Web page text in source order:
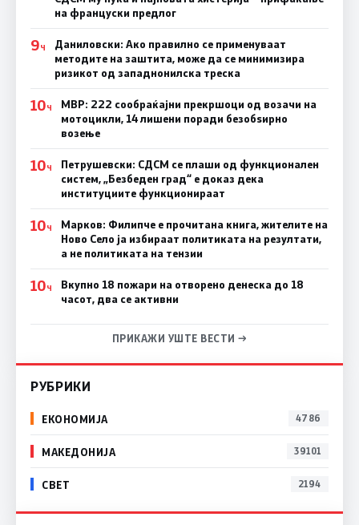
на француски предлог
9Ч
Даниловски: Ако правилно се применуваат
методите на заштита, може да се минимизира
ризикот од западнонилска треска
10Ч
МВР: 222 сообраќајни прекршоци од возачи на
мотоцикли, 14 лишени поради безобѕирно
возење
10Ч
Петрушевски: СДСМ се плаши од функционален
систем, „Безбеден град“ е доказ дека
институциите функционираат
10Ч
Марков: Филипче е прочитана книга, жителите на
Ново Село ја избираат политиката на резултати,
а не политиката на тензии
10Ч
Вкупно 18 пожари на отворено денеска до 18
часот, два се активни
ПРИКАЖИ УШТЕ ВЕСТИ →
РУБРИКИ
ЕКОНОМИЈА 4786
МАКЕДОНИЈА 39101
СВЕТ 2194